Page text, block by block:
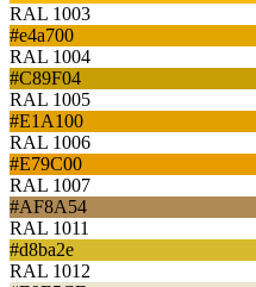
RAL 1003
#e4a700
RAL 1004
#C89F04
RAL 1005
#E1A100
RAL 1006
#E79C00
RAL 1007
#AF8A54
RAL 1011
#d8ba2e
RAL 1012